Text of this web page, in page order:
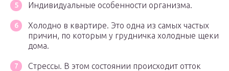
Индивидуальные особенности организма.
Холодно в квартире. Это одна из самых частых
причин, по которым у грудничка холодные щеки
дома.
Стрессы. В этом состоянии происходит отток